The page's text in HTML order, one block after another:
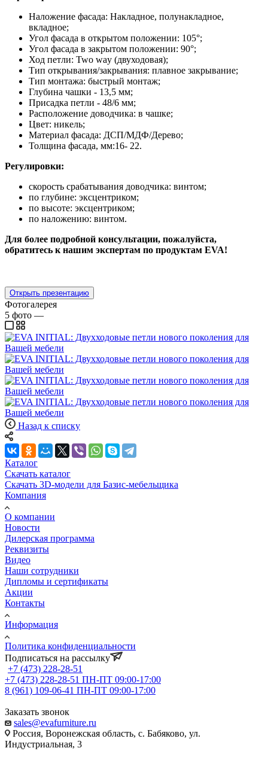
Наложение фасада: Накладное, полунакладное,
вкладное;
Угол фасада в открытом положении: 105°;
Угол фасада в закрытом положении: 90°;
Ход петли: Two way (двуходовая);
Тип открывания/закрывания: плавное закрывание;
Тип монтажа: быстрый монтаж;
Глубина чашки - 13,5 мм;
Присадка петли - 48/6 мм;
Расположение доводчика: в чашке;
Цвет: никель;
Материал фасада: ДСП/МДФ/Дерево;
Толщина фасада, мм:16- 22.
Регулировки:
скорость срабатывания доводчика: винтом;
по глубине: эксцентриком;
по высоте: эксцентриком;
по наложению: винтом.
Для более подробной консультации, пожалуйста,
обратитесь к нашим экспертам по продуктам EVA!
Открыть презентацию
Фотогалерея
5 фото —
Назад к списку
Каталог
Скачать каталог
Скачать 3D-модели для Базис-мебельщика
Компания
О компании
Новости
Дилерская программа
Реквизиты
Видео
Наши сотрудники
Дипломы и сертификаты
Акции
Контакты
Информация
Политика конфиденциальности
Подписаться на рассылку
+7 (473) 228-28-51
+7 (473) 228-28-51 ПН-ПТ 09:00-17:00
8 (961) 109-06-41 ПН-ПТ 09:00-17:00
Заказать звонок
sales@evafurniture.ru
Россия, Воронежская область, с. Бабяково, ул.
Индустриальная, 3